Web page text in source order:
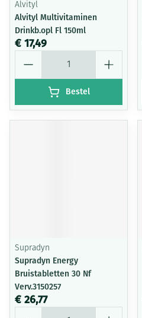
Alvityl
Alvityl Multivitaminen
Drinkb.opl Fl 150ml
€ 17,49
Bestel
Supradyn
Supradyn Energy
Bruistabletten 30 Nf
Verv.3150257
€ 26,77